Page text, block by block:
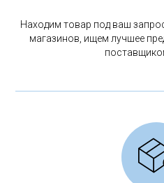
Находим товар под ваш
магазинов, ищем лучшее